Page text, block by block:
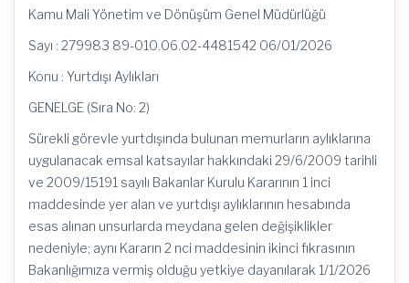
Kamu Mali Yönetim ve Dönüşüm Genel Müdürlüğü
Sayı : 279983 89-010.06.02-4481542 06/01/2026
Konu : Yurtdışı Aylıkları
GENELGE (Sıra No: 2)
Sürekli görevle yurtdışında bulunan memurların aylıklarına
uygulanacak emsal katsayılar hakkındaki 29/6/2009 tarihli
ve 2009/15191 sayılı Bakanlar Kurulu Kararının 1 inci
maddesinde yer alan ve yurtdışı aylıklarının hesabında
esas alınan unsurlarda meydana gelen değişiklikler
nedeniyle; aynı Kararın 2 nci maddesinin ikinci fıkrasının
Bakanlığımıza vermiş olduğu yetkiye dayanılarak 1/1/2026